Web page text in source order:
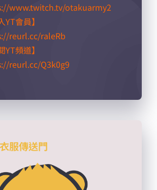
www.twitch.tv/otakuarmy2
YT會員】
reurl.cc/raleRb​
YT頻道】
reurl.cc/Q3k0g9​
服傳送門